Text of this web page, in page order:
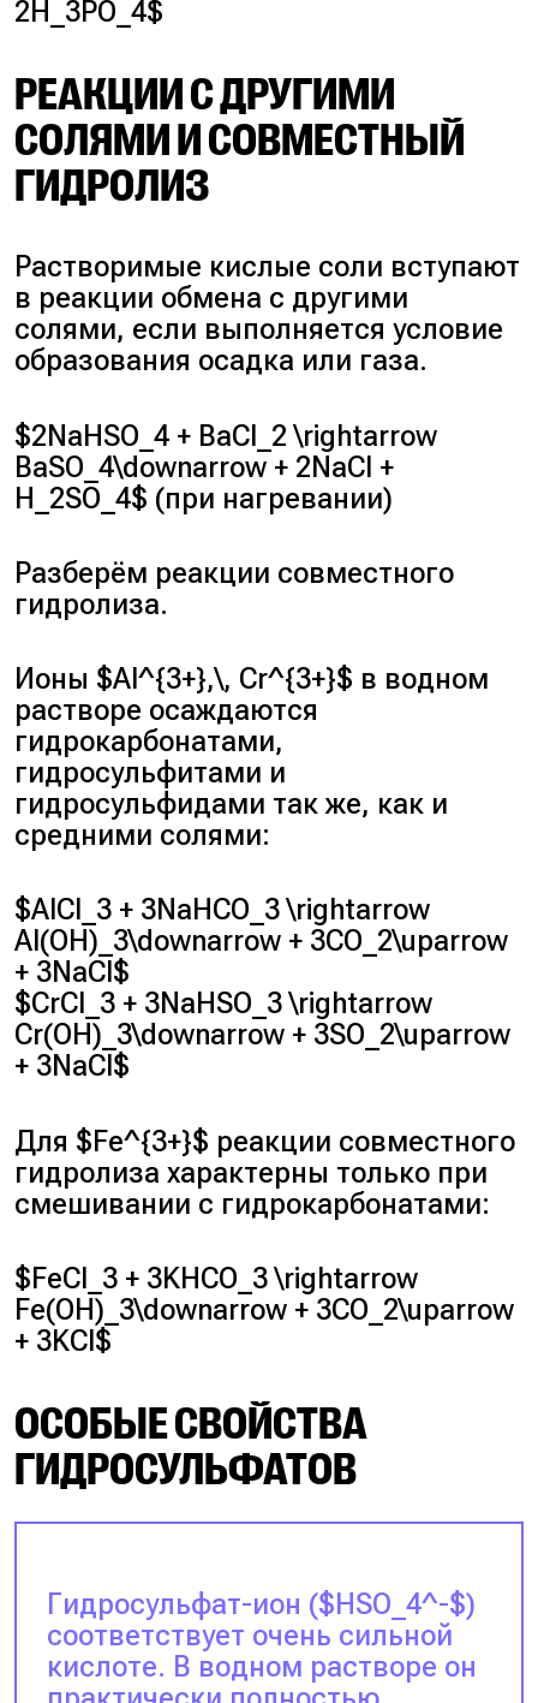
2H_3PO_4$
РЕАКЦИИ С ДРУГИМИ
СОЛЯМИ И СОВМЕСТНЫЙ
ГИДРОЛИЗ
Растворимые кислые соли вступают
в реакции обмена с другими
солями, если выполняется условие
образования осадка или газа.
$2NaHSO_4 + BaCl_2 \rightarrow
BaSO_4\downarrow + 2NaCl +
H_2SO_4$ (при нагревании)
Разберём реакции совместного
гидролиза.
Ионы $Al^{3+},\, Cr^{3+}$ в водном
растворе осаждаются
гидрокарбонатами,
гидросульфитами и
гидросульфидами так же, как и
средними солями:
$AlCl_3 + 3NaHCO_3 \rightarrow
Al(OH)_3\downarrow + 3CO_2\uparrow
+ 3NaCl$
$CrCl_3 + 3NaHSO_3 \rightarrow
Cr(OH)_3\downarrow + 3SO_2\uparrow
+ 3NaCl$
Для $Fe^{3+}$ реакции совместного
гидролиза характерны только при
смешивании с гидрокарбонатами:
$FeCl_3 + 3KHCO_3 \rightarrow
Fe(OH)_3\downarrow + 3CO_2\uparrow
+ 3KCl$
ОСОБЫЕ СВОЙСТВА
ГИДРОСУЛЬФАТОВ
Гидросульфат-ион ($HSO_4^-$)
соответствует очень сильной
кислоте. В водном растворе он